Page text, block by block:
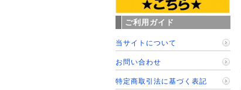
ご利用ガイド
当サイトについて
お問い合わせ
特定商取引法に基づく表記